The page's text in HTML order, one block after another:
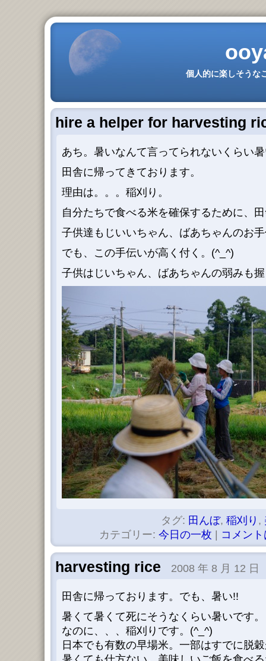
個人的に楽しそうな
hire a helper for harvesting
あち。暑いなんて言ってられないくらい
田舎に帰ってきております。
理由は。。。稲刈り。
自分たちで食べる米を確保するために、
子供達もじいいちゃん、ばあちゃんのお
でも、この手伝いが高く付く。(^_^)
子供はじいちゃん、ばあちゃんの弱みも
タグ: 田んぼ, 稲刈り ,
カテゴリー: 今日の一枚 コメン
harvesting rice 2008 年 8 月 12 日
田舎に帰っております。でも、暑い!!
暑くて暑くて死にそうなくらい暑いです。
なのに、、、稲刈りです。(^_^)
日本でも有数の早場米。一部はすでに脱